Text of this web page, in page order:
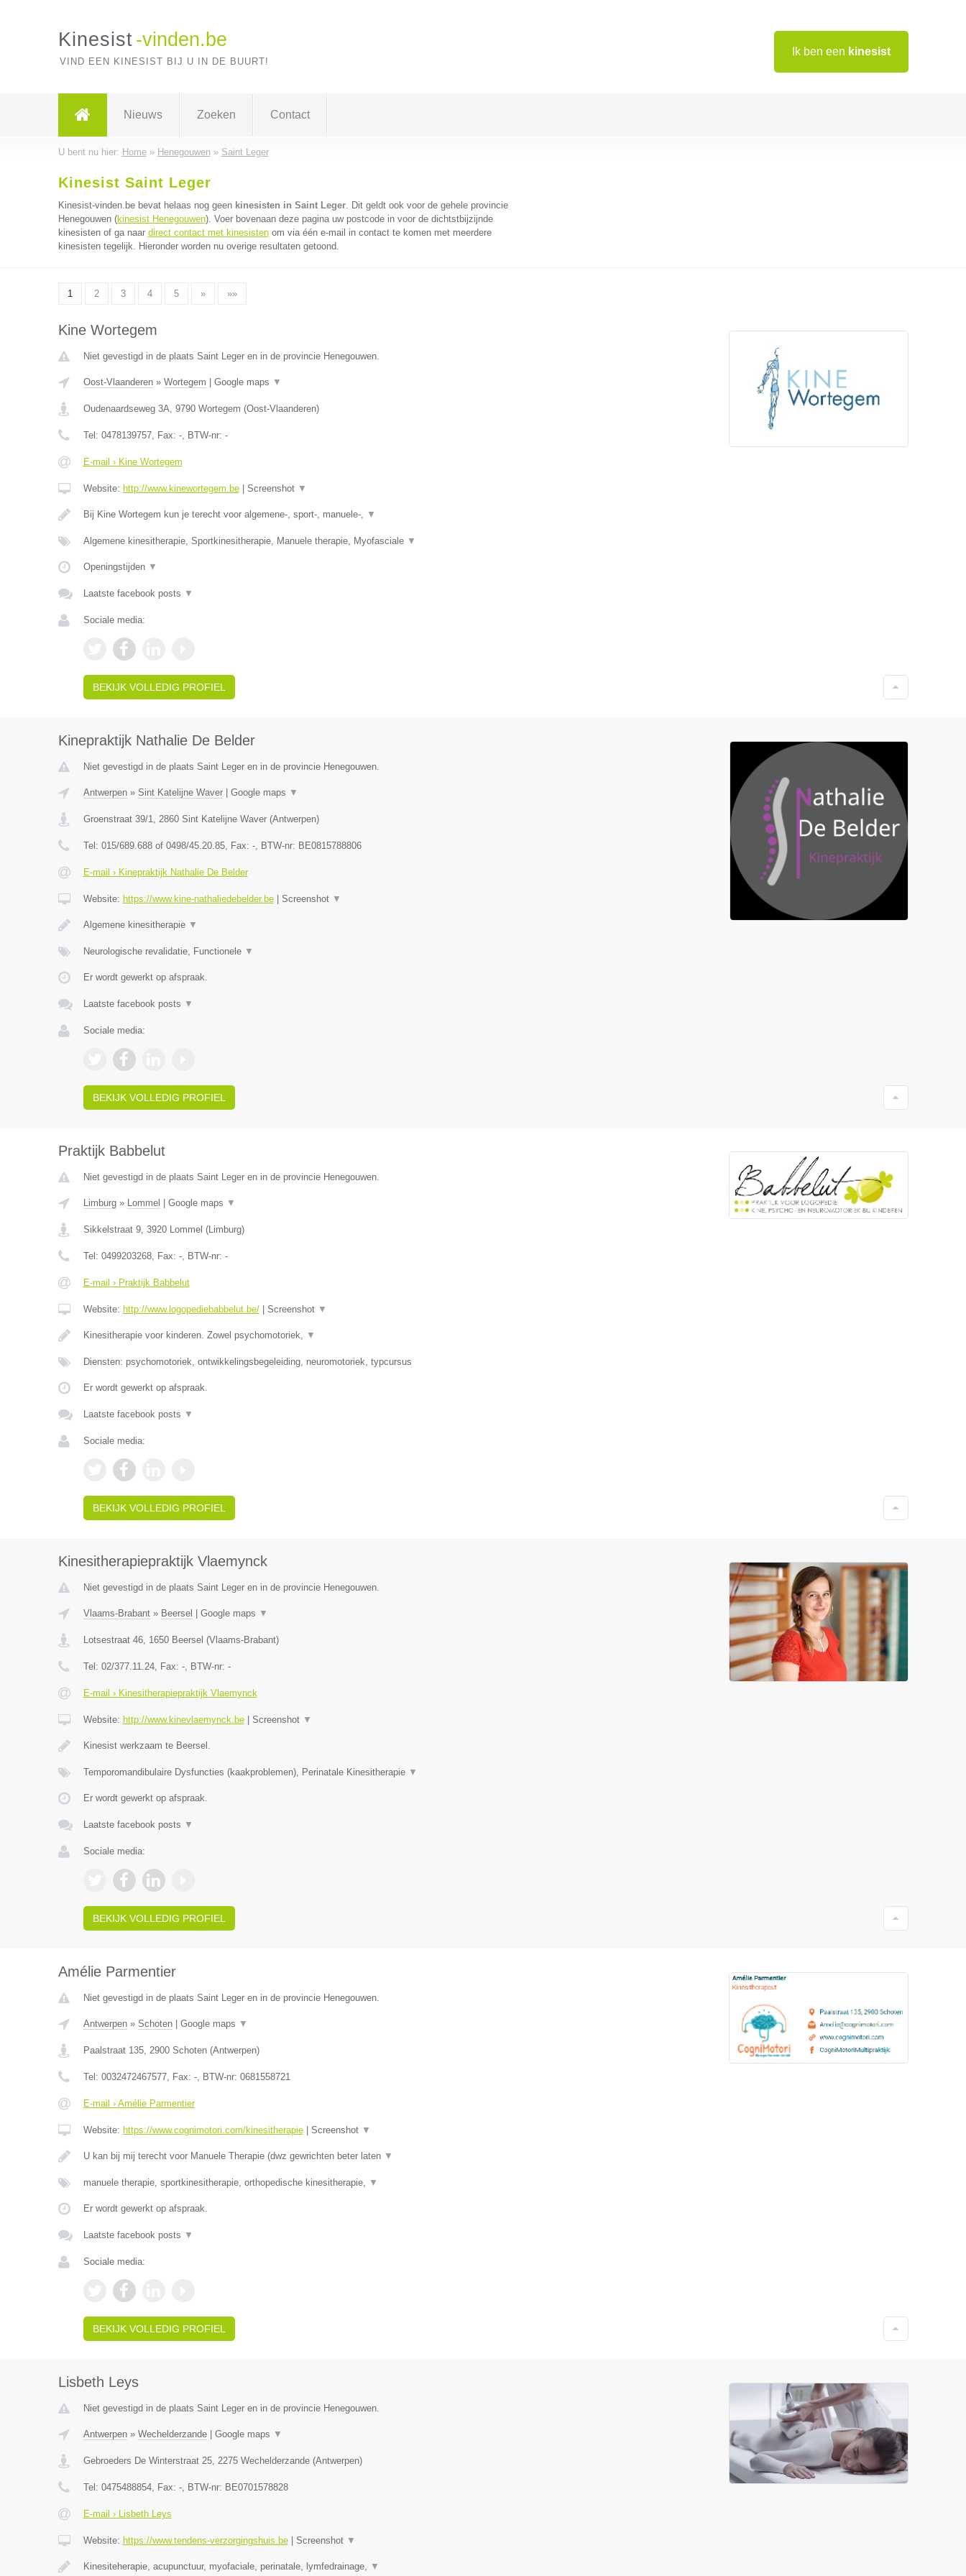
Ik ben een kinesist
Kinesist -vinden.be
VIND EEN KINESIST BIJ U IN DE BUURT!
Nieuws Zoeken Contact
U bent nu hier: Home» Henegouwen» Saint Leger
Kinesist Saint Leger
Kinesist-vinden.be bevat helaas nog geen kinesisten in Saint Leger. Dit geldt ook voor de gehele provincie
Henegouwen (kinesist Henegouwen). Voer bovenaan deze pagina uw postcode in voor de dichtstbijzijnde
kinesisten of ga naar direct contact met kinesistenom via één e-mail in contact te komen met meerdere
kinesisten tegelijk. Hieronder worden nu overige resultaten getoond.
1 2 3 4 5 » »»
Kine Wortegem
Niet gevestigd in de plaats Saint Leger en in de provincie Henegouwen.
Oost-Vlaanderen» Wortegem Google maps ▼
Oudenaardseweg 3A, 9790 Wortegem (Oost-Vlaanderen)
Tel: 0478139757, Fax: -, BTW-nr: -
E-mail › Kine Wortegem
Website: http://www.kinewortegem.be| Screenshot ▼
Bij Kine Wortegem kun je terecht voor algemene-, sport-, manuele-, ▼
Algemene kinesitherapie, Sportkinesitherapie, Manuele therapie, Myofasciale ▼
Openingstijden ▼
Laatste facebook posts ▼
Sociale media:
BEKIJK VOLLEDIG PROFIEL
Kinepraktijk Nathalie De Belder
Niet gevestigd in de plaats Saint Leger en in de provincie Henegouwen.
Antwerpen» Sint Katelijne Waver| Google maps ▼
Groenstraat 39/1, 2860 Sint Katelijne Waver(Antwerpen)
Tel: 015/689.688 of 0498/45.20.85, Fax: -, BTW-nr: BE0815788806
E-mail › Kinepraktijk Nathalie De Belder
Website: https://www.kine-nathaliedebelder.be| Screenshot ▼
Algemene kinesitherapie ▼
Neurologische revalidatie, Functionele ▼
Er wordt gewerkt op afspraak.
Laatste facebook posts ▼
Sociale media:
BEKIJK VOLLEDIG PROFIEL
Praktijk Babbelut
Niet gevestigd in de plaats Saint Leger en in de provincie Henegouwen.
Limburg» Lommel Google maps ▼
Sikkelstraat 9, 3920 Lommel (Limburg)
Tel: 0499203268, Fax: -, BTW-nr: -
E-mail › Praktijk Babbelut
Website: http://www.logopediebabbelut.be/| Screenshot ▼
Kinesitherapie voor kinderen. Zowel psychomotoriek, ▼
Diensten: psychomotoriek, ontwikkelingsbegeleiding, neuromotoriek, typcursus
Er wordt gewerkt op afspraak.
Laatste facebook posts ▼
Sociale media:
BEKIJK VOLLEDIG PROFIEL
Kinesitherapiepraktijk Vlaemynck
Niet gevestigd in de plaats Saint Leger en in de provincie Henegouwen.
Vlaams-Brabant» Beersel Google maps ▼
Lotsestraat 46, 1650 Beersel (Vlaams-Brabant)
Tel: 02/377.11.24, Fax: -, BTW-nr: -
E-mail › Kinesitherapiepraktijk Vlaemynck
Website: http://www.kinevlaemynck.be| Screenshot ▼
Kinesist werkzaam te Beersel.
Temporomandibulaire Dysfuncties (kaakproblemen), Perinatale Kinesitherapie ▼
Er wordt gewerkt op afspraak.
Laatste facebook posts ▼
Sociale media:
BEKIJK VOLLEDIG PROFIEL
Amélie Parmentier
Niet gevestigd in de plaats Saint Leger en in de provincie Henegouwen.
Antwerpen» Schoten| Google maps ▼
Paalstraat 135, 2900 Schoten(Antwerpen)
Tel: 0032472467577, Fax: -, BTW-nr: 0681558721
E-mail › Amélie Parmentier
Website: https://www.cognimotori.com/kinesitherapie| Screenshot ▼
U kan bij mij terecht voor Manuele Therapie (dwz gewrichten beter laten ▼
manuele therapie, sportkinesitherapie, orthopedische kinesitherapie, ▼
Er wordt gewerkt op afspraak.
Laatste facebook posts ▼
Sociale media:
BEKIJK VOLLEDIG PROFIEL
Lisbeth Leys
Niet gevestigd in de plaats Saint Leger en in de provincie Henegouwen.
Antwerpen» Wechelderzande| Google maps ▼
Gebroeders De Winterstraat 25, 2275 Wechelderzande(Antwerpen)
Tel: 0475488854, Fax: -, BTW-nr: BE0701578828
E-mail › Lisbeth Leys
Website: https://www.tendens-verzorgingshuis.be| Screenshot ▼
Kinesiteherapie, acupunctuur, myofaciale, perinatale, lymfedrainage, ▼